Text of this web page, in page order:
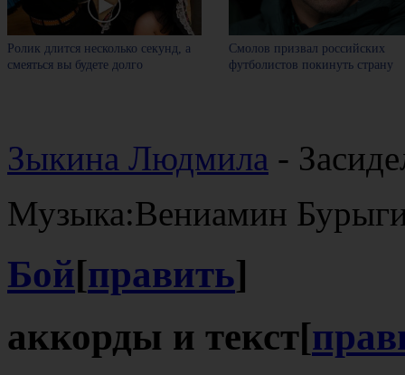
Ролик длится несколько секунд, а
смеяться вы будете долго
Смолов призвал российских
футболистов покинуть страну
Зыкина Людмила -
Музыка:Вениамин
Бой[править]
аккорды и текст[